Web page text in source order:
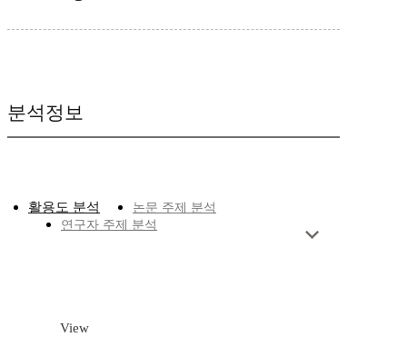
분석정보
활용도 분석
논문 주제 분석
연구자 주제 분석
View